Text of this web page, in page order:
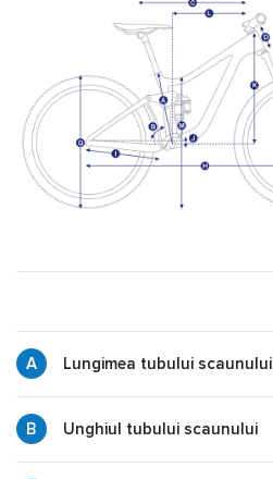
Lungimea tubului scaunului
Unghiul tubului scaunului